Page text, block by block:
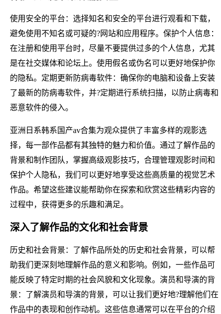
使用安全的平台：选择知名和安全的平台进行观看和下载，
避免使用不知名或可疑的?网站和应用程序。保护个人信息：
在注册和使用平台时，尽量不要提供过多的个人信息，尤其
是在社交媒体和论坛上。使用假名或伪名可以更好地保护你
的隐私。定期更新防病毒软件：确保你的电脑和设备上安装
了最新的防病毒软件，并?定期进行系统扫描，以防止病毒和
恶意软件的侵入。
亚洲日系韩系国产av合集为观众提供了丰富多样的观影选
择，每一部作品都有其独特的魅力和价值。通过了解作品的
背景和制作团队，掌握高级观影技巧，合理管理观影时间和
保护个人隐私，我们可以更好地享受这些高质量的视觉艺术
作品。希望这些建议能帮助你在探索和欣赏这些精彩内容的
过程中，获得更多的乐趣和满足。
深入了解作品的文化和社会背景
历史和社会背景：了解作品所处的历史和社会背景，可以帮
助我们更深刻地理解作品的意义和影响。例如，一些作品可
能反映了特定时期的社会风貌和文化现象。演员和导演的背
景：了解演员和导演的背景，可以让我们更好地?理解他们在
作品中的表现和创作动机。这些信息通常可以在平台的介绍